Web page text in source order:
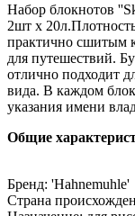
Набор блокнотов
2шт х
практично сшитым
для путешествий.
отлично подходит
вида. В каждом
указания имени
Общие
Бренд: 'Hahnemuhle'
Страна